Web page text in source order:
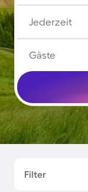
Jederzeit
Gäste
Filter